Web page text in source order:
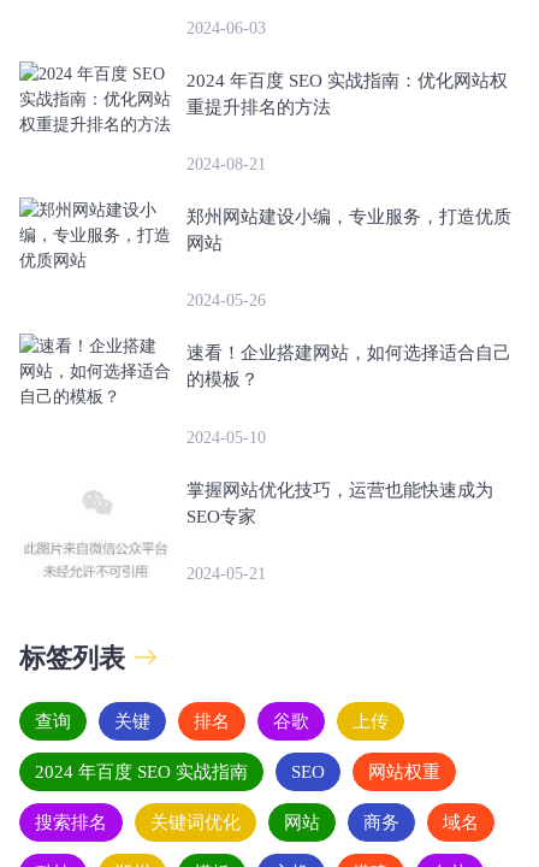
2024-06-03
2024 年百度 SEO 实战指南：优化网站权
重提升排名的方法
2024-08-21
郑州网站建设小编，专业服务，打造优质
网站
2024-05-26
速看！企业搭建网站，如何选择适合自己
的模板？
2024-05-10
掌握网站优化技巧，运营也能快速成为
SEO专家
2024-05-21
标签列表
查询 关键 排名 谷歌 上传
2024 年百度 SEO 实战指南 SEO 网站权重
搜索排名 关键词优化 网站 商务 域名